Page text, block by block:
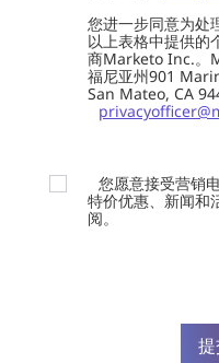
您进一步同意为处
以上表格中提供的
商Marketo Inc.。
福尼亚州901
San Mateo, CA
您愿意接受营销
特价优惠、新闻和
阅。